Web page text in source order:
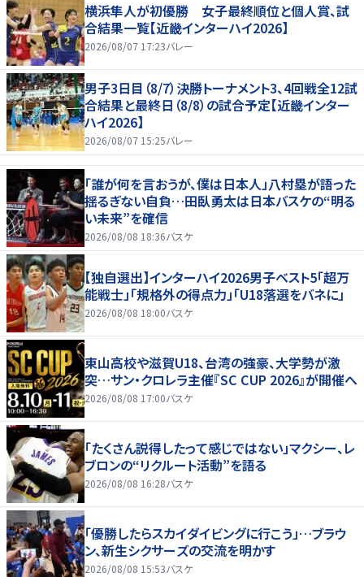
横浜隼人が初優勝 女子最終順位と個人賞、試
合結果一覧【近畿インターハイ2026】
2026/08/07 17:23バレー
男子3日目（8/7）決勝トーナメント3、4回戦全12試
合結果と最終日（8/8）の試合予定【近畿インター
ハイ2026】
2026/08/07 15:25バレー
「誰が何を言おうが、僕は日本人」八村塁が語った
揺るぎない自負…田臥勇太は日本バスケの“明る
い未来”を確信
2026/08/08 18:36バスケ
【独自選出】インターハイ2026男子ベスト5「超万
能戦士」「規格外の得点力」「U18落選をバネに」
2026/08/08 18:00バスケ
東山高校や滋賀U18、台湾の強豪、大学勢が激
突…サン・クロレラ主催『SC CUP 2026』が開催へ
2026/08/08 17:00バスケ
「たくさん説得したって感じではない」マクシー、レ
ブロンの“リクルート活動”を語る
2026/08/08 16:28バスケ
「優勝したらスカイダイビングに行こう」…ブラウ
ン、新生シクサーズの交流を明かす
2026/08/08 15:53バスケ